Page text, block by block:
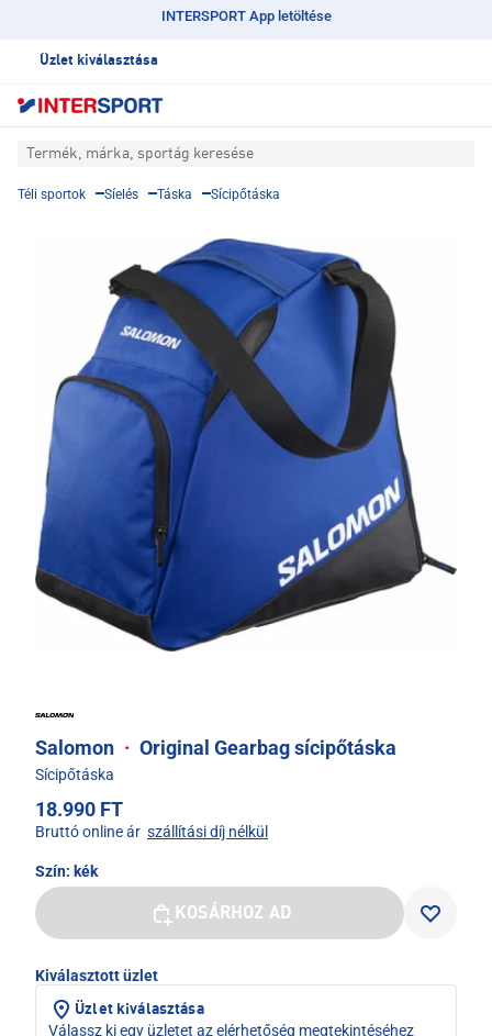
INTERSPORT App letöltése
Üzlet kiválasztása
Termék, márka, sportág keresése
Téli sportok Síelés Táska Sícipőtáska
Salomon · Original Gearbag sícipőtáska
Sícipőtáska
18.990 FT
Bruttó online ár szállítási díj nélkül
Szín: kék
KOSÁRHOZ AD
Kiválasztott üzlet
Üzlet kiválasztása
Válassz ki egy üzletet az elérhetőség megtekintéséhez